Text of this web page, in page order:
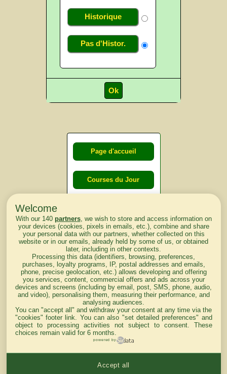
Historique
Pas d'Histor.
Page d'accueil
Courses du Jour
lendemain
Courses
d'aujourd'hui
Haut de Page
Mentions légales du site
Welcome
With our 140 partners, we wish to store and access information on
your devices (cookies, pixels in emails, etc.), combine and share
your personal data with our partners, whether collected on this
website or in our emails, already held by some of us, or obtained
later, including in other contexts.
Processing this data (identifiers, browsing, preferences,
purchases, loyalty programs, IP, postal addresses and emails,
phone, precise geolocation, etc.) allows developing and offering
you services, content, commercial offers and ads across your
devices and screens (including by email, post, SMS, phone, audio,
and video), personalising them, measuring their performance, and
analysing audiences.
You can "accept all" and withdraw your consent at any time via the
"cookies" footer link . You can also "set detailed preferences" and
object to processing activities not subject to consent. These
choices remain valid for 6 months.
powered by
Accept all